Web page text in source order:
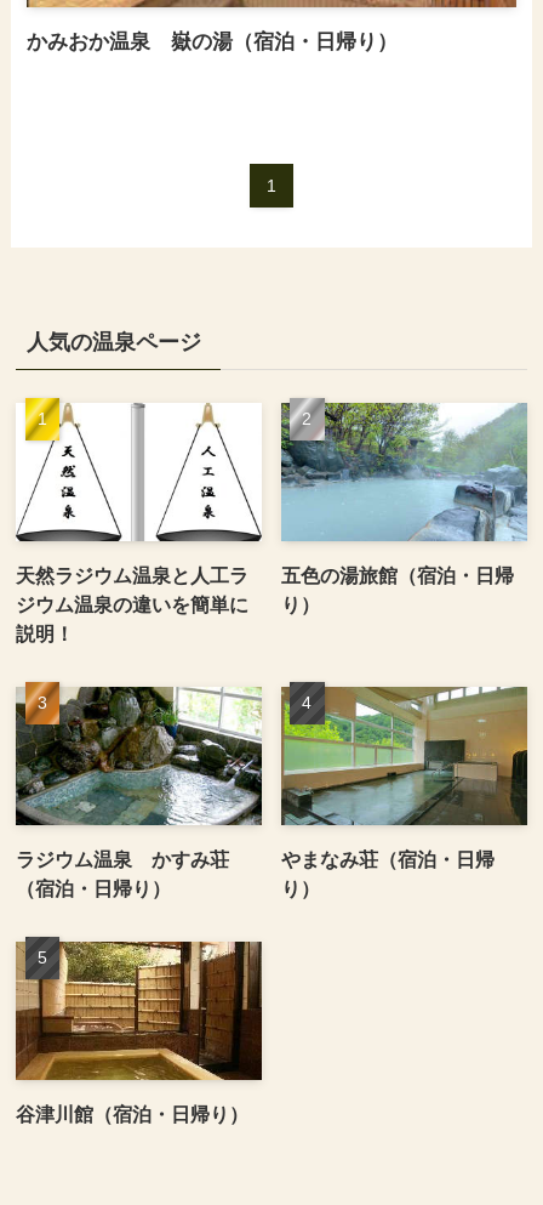
かみおか温泉 嶽の湯（宿泊・日帰り）
1
人気の温泉ページ
天然ラジウム温泉と人工ラ
ジウム温泉の違いを簡単に
説明！
五色の湯旅館（宿泊・日帰
り）
ラジウム温泉 かすみ荘
（宿泊・日帰り）
やまなみ荘（宿泊・日帰
り）
谷津川館（宿泊・日帰り）